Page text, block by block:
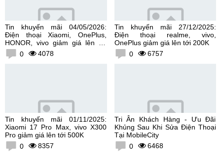
Tin khuyến mãi 04/05/2026:
Điện thoại Xiaomi, OnePlus,
HONOR, vivo giảm giá lên tới
300K0 4078
Tin khuyến mãi 27/12/2025:
Điện thoại realme, vivo,
OnePlus giảm giá lên tới 200K
0
6757
Tin khuyến mãi 01/11/2025:
Xiaomi 17 Pro Max, vivo X300
Pro giảm giá lên tới 500K
0
8357
Tri Ân Khách Hàng - Ưu Đãi
Khủng Sau Khi Sửa Điện Thoại
Tại MobileCity
0
6468